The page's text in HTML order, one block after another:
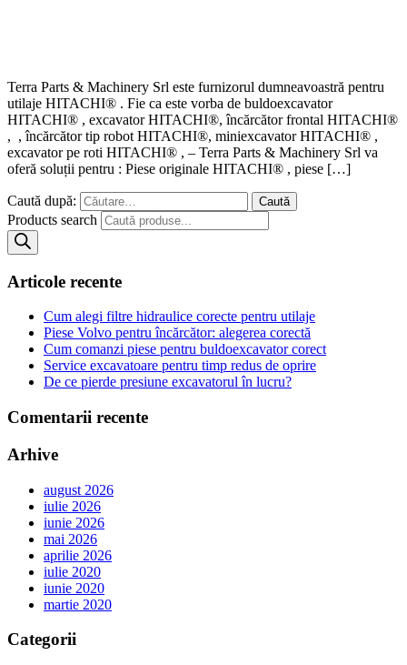
Terra Parts & Machinery Srl este furnizorul dumneavoastră pentru
utilaje HITACHI® . Fie ca este vorba de buldoexcavator
HITACHI® , excavator HITACHI®, încărcător frontal HITACHI®
, , încărcător tip robot HITACHI®, miniexcavator HITACHI® ,
excavator pe roti HITACHI® , – Terra Parts & Machinery Srl va
oferă soluții pentru : Piese originale HITACHI® , piese […]
Caută după:
Products search
Articole recente
Cum alegi filtre hidraulice corecte pentru utilaje
Piese Volvo pentru încărcător: alegerea corectă
Cum comanzi piese pentru buldoexcavator corect
Service excavatoare pentru timp redus de oprire
De ce pierde presiune excavatorul în lucru?
Comentarii recente
Arhive
august 2026
iulie 2026
iunie 2026
mai 2026
aprilie 2026
iulie 2020
iunie 2020
martie 2020
Categorii